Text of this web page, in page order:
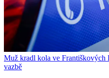
Muž kradl kola ve Františkových
vazbě